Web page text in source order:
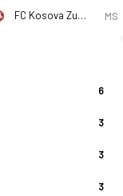
FC Kosova Zurich MS
6
3
3
3